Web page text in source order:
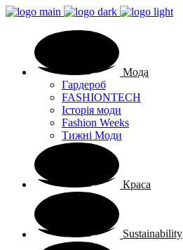
Мода
Гардероб
FASHIONTECH
Історія моди
Fashion Weeks
Тижні Моди
Краса
Sustainability